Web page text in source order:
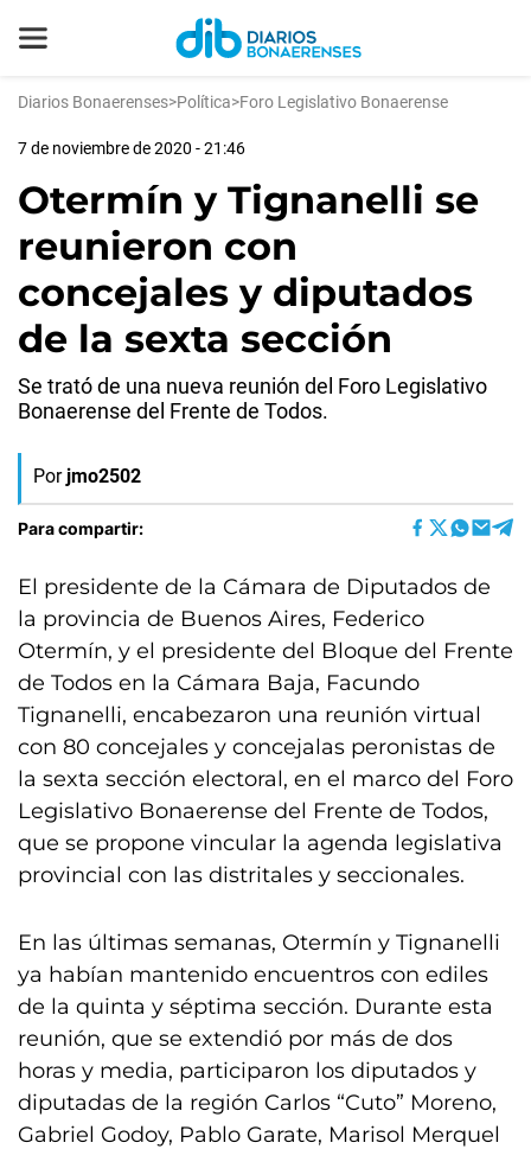
Diarios Bonaerenses>Política>Foro Legislativo Bonaerense
7 de noviembre de 2020 - 21:46
Otermín y Tignanelli se
reunieron con
concejales y diputados
de la sexta sección
Se trató de una nueva reunión del Foro Legislativo
Bonaerense del Frente de Todos.
Por jmo2502
Para compartir:
El presidente de la Cámara de Diputados de
la provincia de Buenos Aires, Federico
Otermín, y el presidente del Bloque del Frente
de Todos en la Cámara Baja, Facundo
Tignanelli, encabezaron una reunión virtual
con 80 concejales y concejalas peronistas de
la sexta sección electoral, en el marco del Foro
Legislativo Bonaerense del Frente de Todos,
que se propone vincular la agenda legislativa
provincial con las distritales y seccionales.
En las últimas semanas, Otermín y Tignanelli
ya habían mantenido encuentros con ediles
de la quinta y séptima sección. Durante esta
reunión, que se extendió por más de dos
horas y media, participaron los diputados y
diputadas de la región Carlos “Cuto” Moreno,
Gabriel Godoy, Pablo Garate, Marisol Merquel